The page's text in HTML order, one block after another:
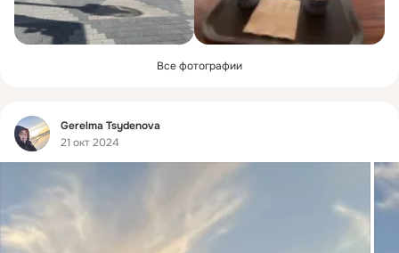
Все фотографии
Фид
Gerelma Tsydenova
21 окт 2024